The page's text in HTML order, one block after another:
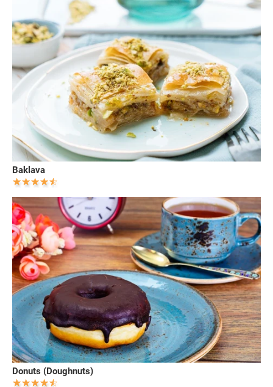
Baklava
Donuts (Doughnuts)